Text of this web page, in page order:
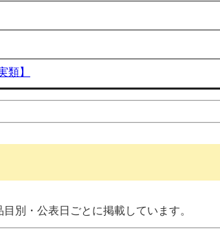
類】
別・公表日ごとに掲載しています。